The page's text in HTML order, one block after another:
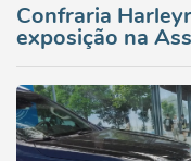
Confraria
exposição na